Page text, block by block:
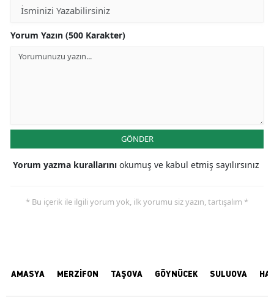
Yorum Yazın (500 Karakter)
GÖNDER
Yorum yazma kurallarını okumuş ve kabul etmiş sayılırsınız
* Bu içerik ile ilgili yorum yok, ilk yorumu siz yazın, tartışalım *
AMASYA MERZİFON TAŞOVA GÖYNÜCEK SULUOVA